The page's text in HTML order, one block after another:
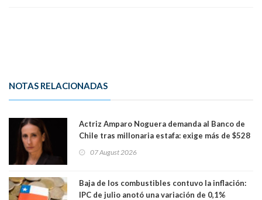
NOTAS RELACIONADAS
Actriz Amparo Noguera demanda al Banco de
Chile tras millonaria estafa: exige más de $528
07 August 2026
Baja de los combustibles contuvo la inflación:
IPC de julio anotó una variación de 0,1%